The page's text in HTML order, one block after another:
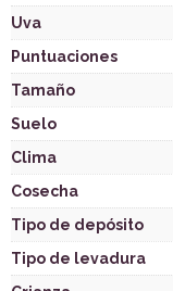
Uva
Puntuaciones
Tamaño
Suelo
Clima
Cosecha
Tipo de depósito
Tipo de levadura